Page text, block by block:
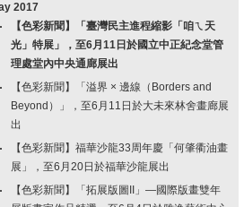
2017
【色彩新聞】「臺灣民主進程縮影「咱ㄟ天
光」特展」，至6月11日於國立中正紀念堂管
理處堂內中央通廊展出
【色彩新聞】「溢界 × 邊線（Borders and
Beyond）」，至6月11日於大未來林舍畫廊展
出
【色彩新聞】福華沙龍33周年慶「何肇衢油畫
展」，至6月20日於福華沙龍展出
【色彩新聞】「拓展版圖II」—國際版畫雙年